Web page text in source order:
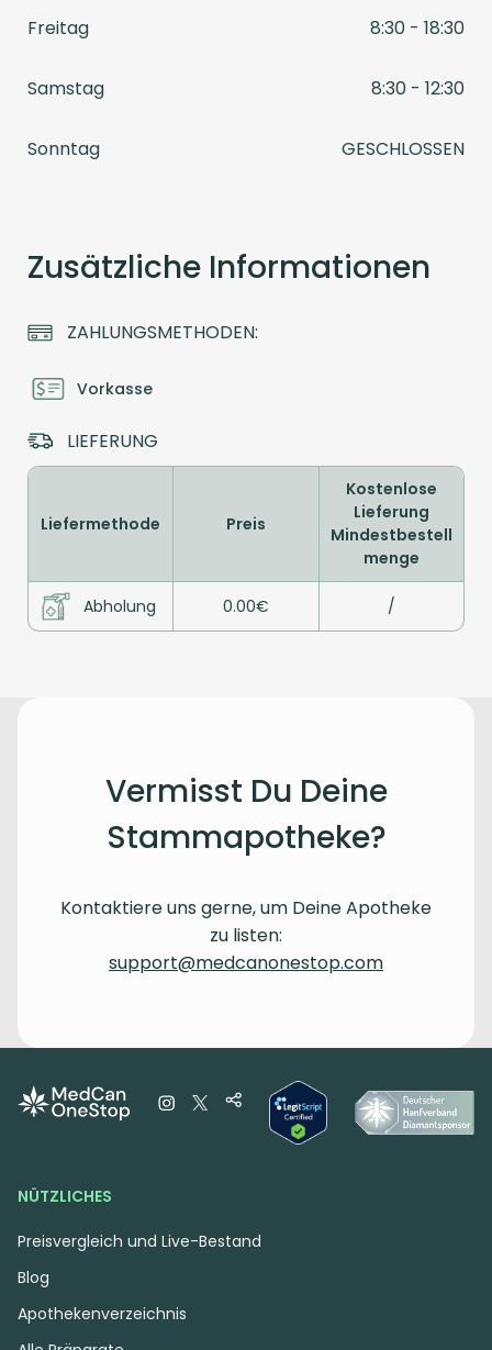
Freitag 8:30 - 18:30
Samstag 8:30 - 12:30
Sonntag GESCHLOSSEN
Zusätzliche Informationen
ZAHLUNGSMETHODEN:
Vorkasse
LIEFERUNG
Liefermethode Preis
Kostenlose
Lieferung
Mindestbestell
menge
Abholung 0.00€ /
Vermisst Du Deine
Stammapotheke?
Kontaktiere uns gerne, um Deine Apotheke
zu listen:
support@medcanonestop.com
NÜTZLICHES
Preisvergleich und Live-Bestand
Blog
Apothekenverzeichnis